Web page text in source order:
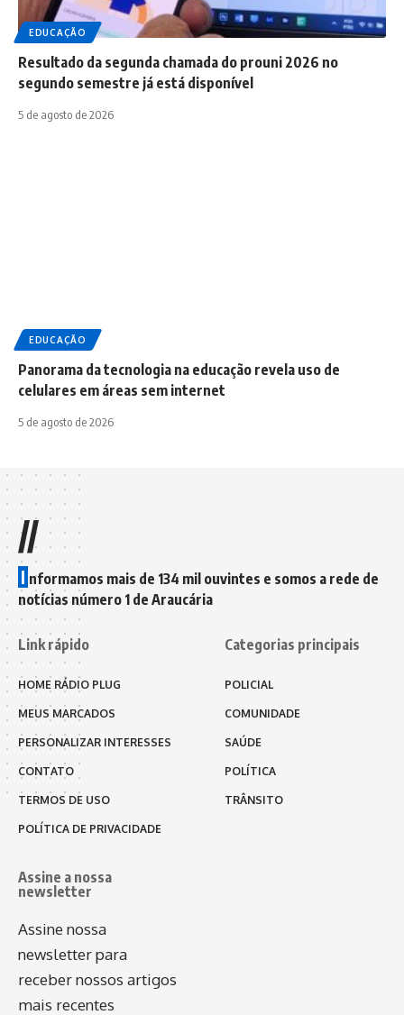
EDUCAÇÃO
Resultado da segunda chamada do prouni 2026 no
segundo semestre já está disponível
5 de agosto de 2026
EDUCAÇÃO
Panorama da tecnologia na educação revela uso de
celulares em áreas sem internet
5 de agosto de 2026
//
I nformamos mais de 134 mil ouvintes e somos a rede de
notícias número 1 de Araucária
Link rápido
HOME RÁDIO PLUG
MEUS MARCADOS
PERSONALIZAR INTERESSES
CONTATO
TERMOS DE USO
POLÍTICA DE PRIVACIDADE
Categorias principais
POLICIAL
COMUNIDADE
SAÚDE
POLÍTICA
TRÂNSITO
Assine a nossa
newsletter
Assine nossa
newsletter para
receber nossos artigos
mais recentes